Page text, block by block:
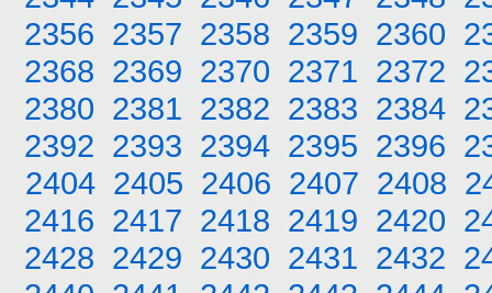
2356 2357 2358 2359 2360
2368 2369 2370 2371 2372
2380 2381 2382 2383 2384
2392 2393 2394 2395 2396
2404 2405 2406 2407 2408
2416 2417 2418 2419 2420
2428 2429 2430 2431 2432